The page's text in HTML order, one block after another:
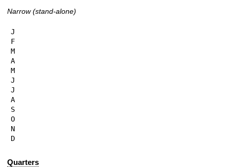
Narrow (stand-alone)
J
F
M
A
M
J
J
A
S
O
N
D
Quarters